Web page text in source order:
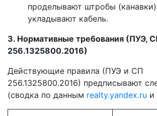
проделывают штробы
укладывают кабель.
3. Нормативные требования (ПУЭ,
256.1325800.2016)
Действующие правила (ПУЭ и СП
256.1325800.2016) предписывают
(сводка по данным realty.yandex.ru и